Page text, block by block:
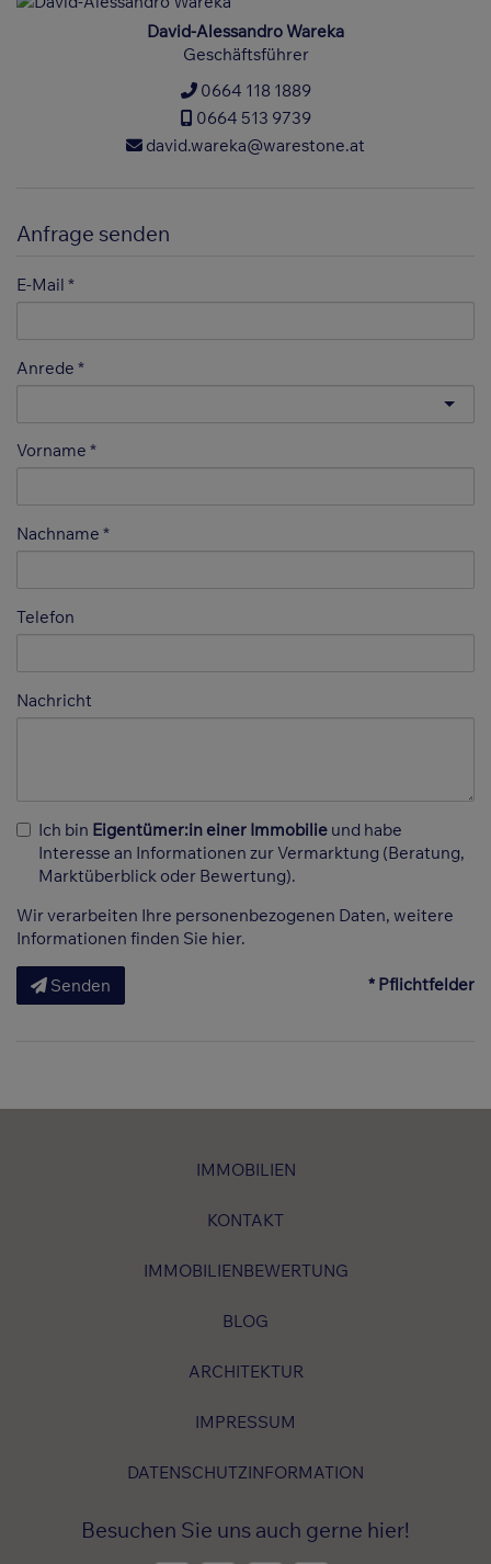
David-Alessandro Wareka
Geschäftsführer
0664 118 1889
0664 513 9739
david.wareka@warestone.at
Anfrage senden
E-Mail
Anrede
Vorname
Nachname
Telefon
Nachricht
Ich bin Eigentümer:in einer Immobilie und habe
Interesse an Informationen zur Vermarktung (Beratung,
Marktüberblick oder Bewertung).
Wir verarbeiten Ihre personenbezogenen Daten, weitere
Informationen finden Sie hier.
Senden * Pflichtfelder
IMMOBILIEN
KONTAKT
IMMOBILIENBEWERTUNG
BLOG
ARCHITEKTUR
IMPRESSUM
DATENSCHUTZINFORMATION
Besuchen Sie uns auch gerne hier!